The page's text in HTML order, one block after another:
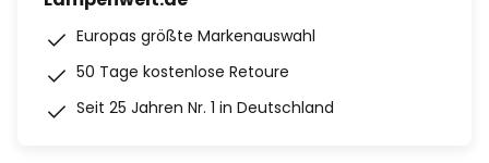
Europas größte Markenauswahl
50 Tage kostenlose Retoure
Seit 25 Jahren Nr. 1 in Deutschland